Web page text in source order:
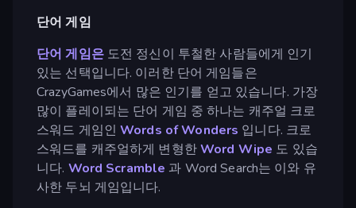
단어 게임
단어 게임은도전 정신이 투철한 사람들에게 인기
있는 선택입니다. 이러한 단어 게임들은
CrazyGames에서 많은 인기를 얻고 있습니다. 가장
많이 플레이되는 단어 게임 중 하나는 캐주얼 크로
스워드 게임인Words of Wonders 입니다. 크로
스워드를 캐주얼하게 변형한Word Wipe 도 있습
니다. Word Scramble 과 Word Search는 이와 유
사한 두뇌 게임입니다.